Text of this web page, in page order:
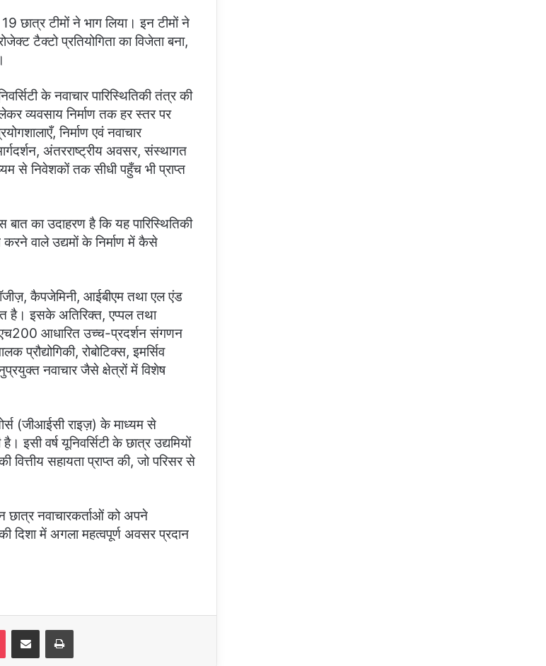
19 छात्र टीमों ने भाग लिया। इन टीमों ने
टैक्टो प्रतियोगिता का विजेता बना,
के नवाचार पारिस्थितिकी तंत्र की
व्यवसाय निर्माण तक हर स्तर पर
निर्माण एवं नवाचार
अंतरराष्ट्रीय अवसर, संस्थागत
से निवेशकों तक सीधी पहुँच भी प्राप्त
बात का उदाहरण है कि यह पारिस्थितिकी
वाले उद्यमों के निर्माण में कैसे
कैपजेमिनी, आईबीएम तथा एल एंड
है। इसके अतिरिक्त, एप्पल तथा
एच200 आधारित उच्च-प्रदर्शन संगणन
प्रौद्योगिकी, रोबोटिक्स, इमर्सिव
नवाचार जैसे क्षेत्रों में विशेष
(जीआईसी राइज़) के माध्यम से
वर्ष यूनिवर्सिटी के छात्र उद्यमियों
वित्तीय सहायता प्राप्त की, जो परिसर से
छात्र नवाचारकर्ताओं को अपने
दिशा में अगला महत्वपूर्ण अवसर प्रदान
Pocket Share via Email Print